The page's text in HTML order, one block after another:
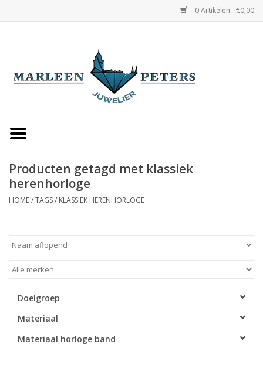
0 Artikelen - €0,00
Occasions
Cadeaukaarten
Producten getagd met klassiek
herenhorloge
HOME/TAGS/ KLASSIEK HERENHORLOGE
Doelgroep
Materiaal
Materiaal horloge band